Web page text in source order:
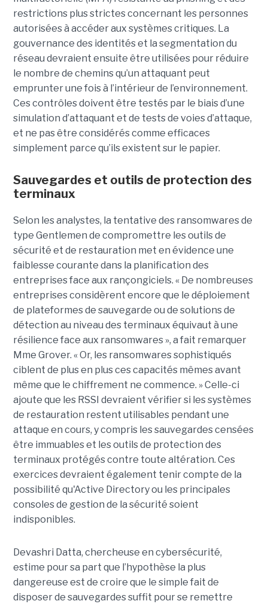
restrictions plus strictes concernant les personnes
autorisées à accéder aux systèmes critiques. La
gouvernance des identités et la segmentation du
réseau devraient ensuite être utilisées pour réduire
le nombre de chemins qu’un attaquant peut
emprunter une fois à l’intérieur de l’environnement.
Ces contrôles doivent être testés par le biais d’une
simulation d’attaquant et de tests de voies d’attaque,
et ne pas être considérés comme efficaces
simplement parce qu’ils existent sur le papier.
Sauvegardes et outils de protection des
terminaux
Selon les analystes, la tentative des ransomwares de
type Gentlemen de compromettre les outils de
sécurité et de restauration met en évidence une
faiblesse courante dans la planification des
entreprises face aux rançongiciels. « De nombreuses
entreprises considèrent encore que le déploiement
de plateformes de sauvegarde ou de solutions de
détection au niveau des terminaux équivaut à une
résilience face aux ransomwares », a fait remarquer
Mme Grover. « Or, les ransomwares sophistiqués
ciblent de plus en plus ces capacités mêmes avant
même que le chiffrement ne commence. » Celle-ci
ajoute que les RSSI devraient vérifier si les systèmes
de restauration restent utilisables pendant une
attaque en cours, y compris les sauvegardes censées
être immuables et les outils de protection des
terminaux protégés contre toute altération. Ces
exercices devraient également tenir compte de la
possibilité qu'Active Directory ou les principales
consoles de gestion de la sécurité soient
indisponibles.
Devashri Datta, chercheuse en cybersécurité,
estime pour sa part que l’hypothèse la plus
dangereuse est de croire que le simple fait de
disposer de sauvegardes suffit pour se remettre